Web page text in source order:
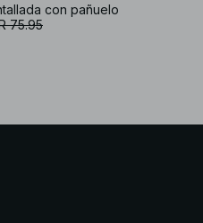
con pañuelo
75.95